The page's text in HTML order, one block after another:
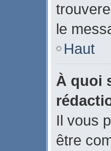
le
Haut
À quoi
Il vous
être